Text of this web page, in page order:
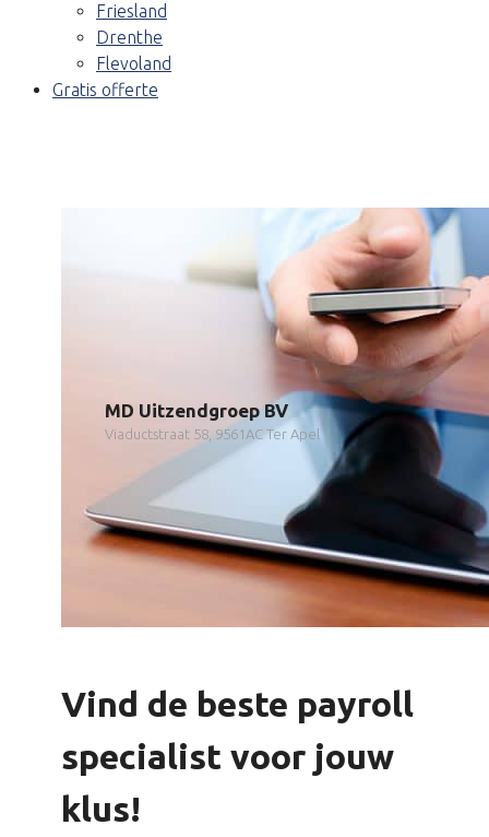
Friesland
Drenthe
Flevoland
Gratis offerte
MD Uitzendgroep BV
Viaductstraat 58, 9561AC Ter Apel
Vind de beste payroll
specialist voor jouw
klus!